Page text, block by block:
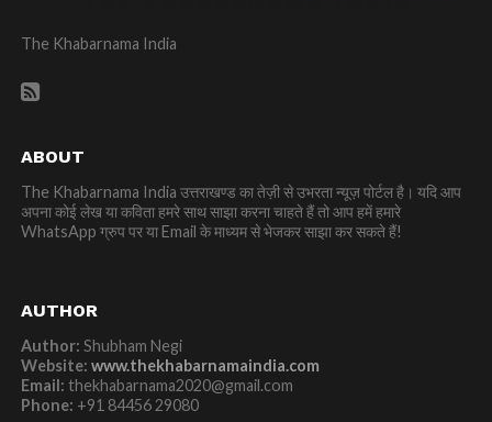
The Khabarnama India
ABOUT
The Khabarnama India उत्तराखण्ड का तेज़ी से उभरता न्यूज़ पोर्टल है। यदि आप
अपना कोई लेख या कविता हमरे साथ साझा करना चाहते हैं तो आप हमें हमारे
WhatsApp ग्रुप पर या Email के माध्यम से भेजकर साझा कर सकते हैं!
AUTHOR
Author: Shubham Negi
Website: www.thekhabarnamaindia.com
Email: thekhabarnama2020@gmail.com
Phone: +91 84456 29080